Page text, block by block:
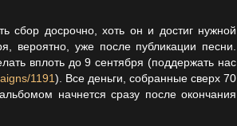
сбор досрочно, хоть он и достиг нужной
вероятно, уже после публикации песни.
вплоть до 9 сентября (поддержать нас
1191). Все деньги, собранные сверх 70
начнется сразу после окончания